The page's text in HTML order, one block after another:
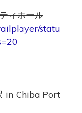
ィホール
statu
in Chiba Port